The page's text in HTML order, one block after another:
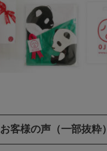
お客様の声（一部抜粋）